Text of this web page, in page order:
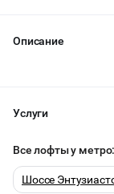
Описание
Услуги
Все лофты у метро:
Шоссе